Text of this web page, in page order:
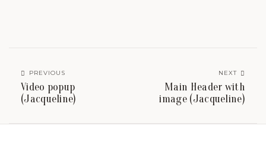
PREVIOUS
Video popup
(Jacqueline)
NEXT
Main Header with
image (Jacqueline)